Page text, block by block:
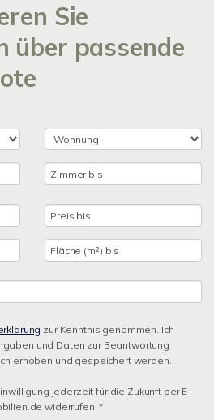
Sie
über passende
zur Kenntnis genommen. Ich
und Daten zur Beantwortung
erhoben und gespeichert werden.
jederzeit für die Zukunft per E-
widerrufen. *